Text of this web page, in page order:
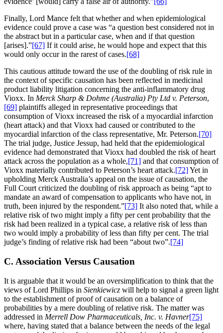
Finally, Lord Mance felt that whether and when epidemiological
evidence could prove a case was “a question best considered not in
the abstract but in a particular case, when and if that question
[arises].”[67] If it could arise, he would hope and expect that this
would only occur in the rarest of cases.[68]
This cautious attitude toward the use of the doubling of risk rule in
the context of specific causation has been reflected in medicinal
product liability litigation concerning the anti-inflammatory drug
Vioxx. In Merck Sharp & Dohme (Australia) Pty Ltd v. Peterson,
[69] plaintiffs alleged in representative proceedings that
consumption of Vioxx increased the risk of a myocardial infarction
(heart attack) and that Vioxx had caused or contributed to the
myocardial infarction of the class representative, Mr. Peterson.[70]
The trial judge, Justice Jessup, had held that the epidemiological
evidence had demonstrated that Vioxx had doubled the risk of heart
attack across the population as a whole,[71] and that consumption of
Vioxx materially contributed to Peterson’s heart attack.[72]Yet in
upholding Merck Australia’s appeal on the issue of causation, the
Full Court criticized the doubling of risk approach as being “apt to
mandate an award of compensation to applicants who have not, in
truth, been injured by the respondent.”[73] It also noted that, while a
relative risk of two might imply a fifty per cent probability that the
risk had been realized in a typical case, a relative risk of less than
two would imply a probability of less than fifty per cent. The trial
judge’s finding of relative risk had been “about two”.[74]
C. Association Versus Causation
It is arguable that it would be an oversimplification to think that the
views of Lord Phillips in Sienkiewicz will help to signal a green light
to the establishment of proof of causation on a balance of
probabilities by a mere doubling of relative risk. The matter was
addressed in Merrell Dow Pharmaceuticals, Inc. v. Havner[75]
where, having stated that a balance between the needs of the legal